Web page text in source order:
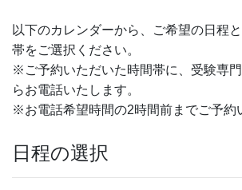
以下のカレンダーから、ご希望の日程
帯をご選択ください。
※ご予約いただいた時間帯に、受験専
らお電話いたします。
※お電話希望時間の2時間前までご予約
日程の選択